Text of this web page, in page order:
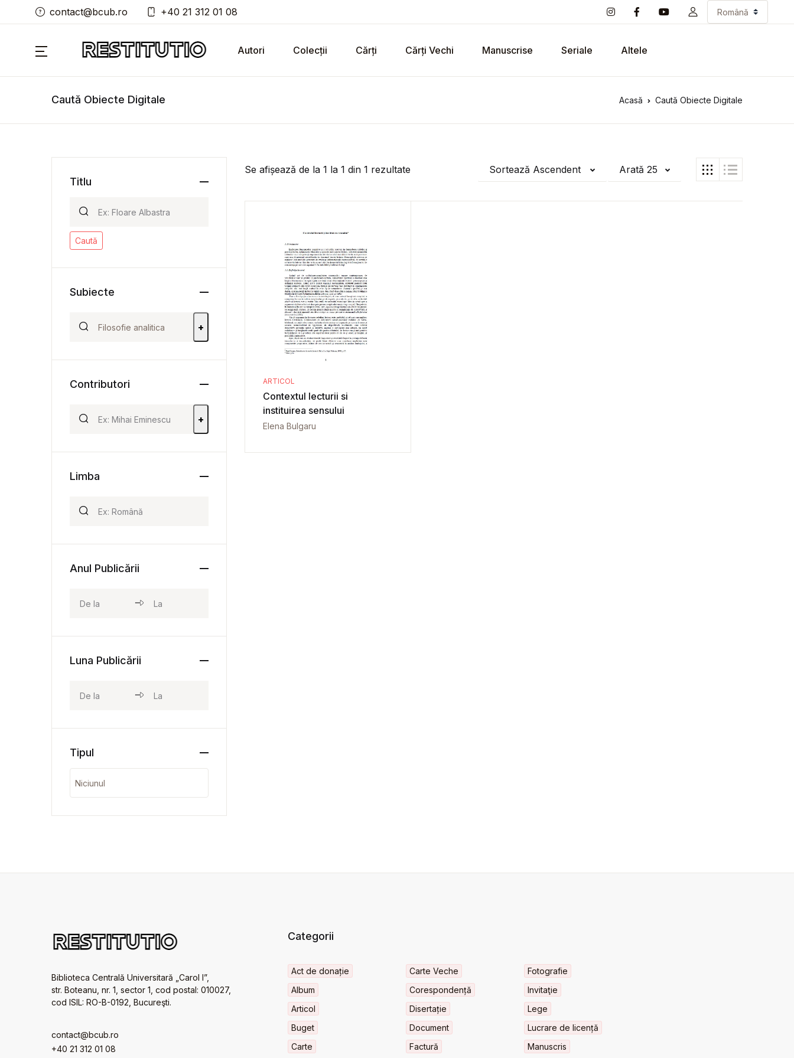
contact@bcub.ro +40 21 312 01 08
Autori Colecții Cărți Cărți Vechi Manuscrise Seriale Altele
Caută Obiecte Digitale Acasă Caută Obiecte Digitale
Se afișează de la 1 la 1 din 1 rezultate Sortează Ascendent Arată 25
ARTICOL
Contextul lecturii si
instituirea sensului
Elena Bulgaru
Titlu
Caută
Subiecte
+
Contributori
+
Limba
Anul Publicării
Luna Publicării
Tipul
Biblioteca Centrală Universitară „Carol I”,
str. Boteanu, nr. 1, sector 1, cod postal: 010027,
cod ISIL: RO-B-0192, Bucureşti.
contact@bcub.ro
+40 21 312 01 08
Categorii
Act de donație
Album
Articol
Buget
Carte
Carte Veche
Corespondență
Disertație
Document
Factură
Fotografie
Invitaţie
Lege
Lucrare de licență
Manuscris